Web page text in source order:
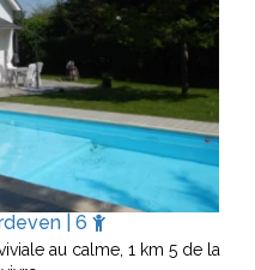
| 6
au calme, 1 km 5 de la